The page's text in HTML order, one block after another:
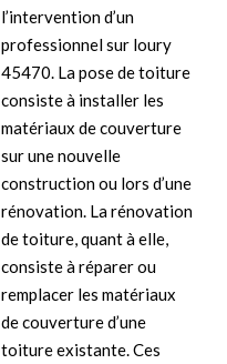
l’intervention d’un
professionnel sur loury
45470. La pose de toiture
consiste à installer les
matériaux de couverture
sur une nouvelle
construction ou lors d’une
rénovation. La rénovation
de toiture, quant à elle,
consiste à réparer ou
remplacer les matériaux
de couverture d’une
toiture existante. Ces